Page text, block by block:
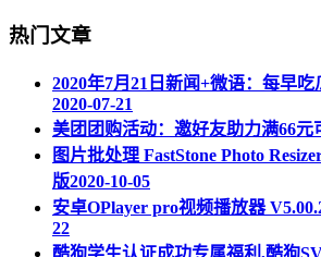
热门文章
2020年7月21日新闻+微语：每早
2020-07-21
美团团购活动：邀好友助力满66元
图片批处理 FastStone Photo
版2020-10-05
安卓OPlayer pro视频播放器
22
酷狗学生认证成功专属福利,酷狗